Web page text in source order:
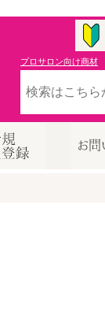
プロサロン向け商材